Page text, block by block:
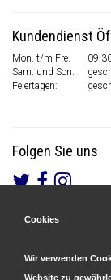
Kundendienst
Mon. t/m Fre.
Sam. und Son.
Feiertagen:
Folgen Sie uns
Cookies
Wir verwenden
Website zu